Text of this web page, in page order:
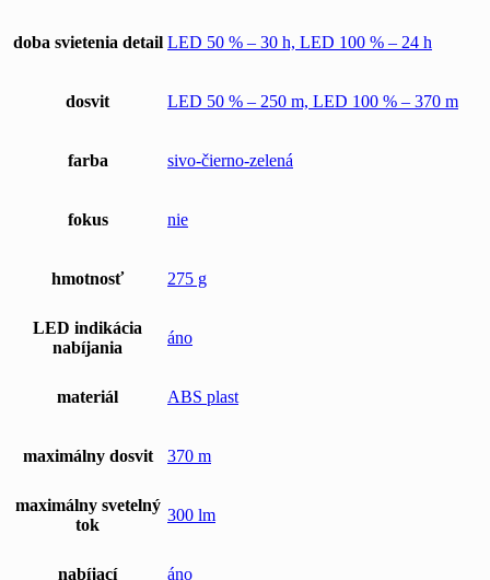
doba svietenia detail LED 50 % – 30 h, LED 100 % – 24 h
dosvit LED 50 % – 250 m, LED 100 % – 370 m
farba sivo-čierno-zelená
fokus nie
hmotnosť 275 g
LED indikácia
nabíjania
áno
materiál ABS plast
maximálny dosvit 370 m
maximálny svetelný
tok
300 lm
nabíjací áno